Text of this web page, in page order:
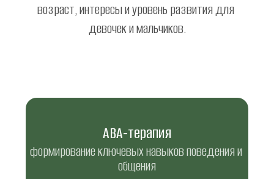
возраст, интересы и уровень развития для
девочек и мальчиков.
АВА-терапия
формирование ключевых навыков поведения и
общения